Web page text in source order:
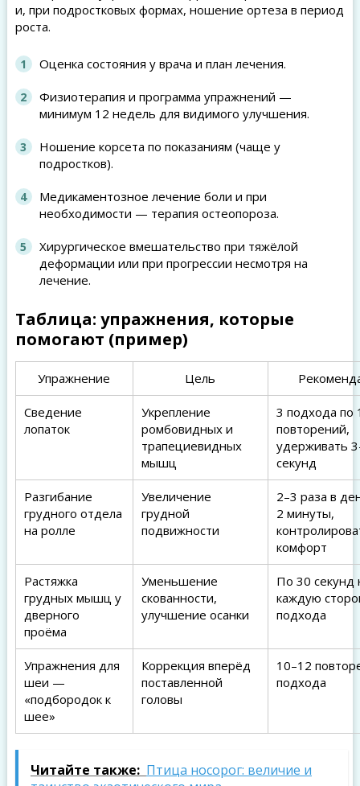
и, при подростковых формах, ношение ортеза в период
роста.
Оценка состояния у врача и план лечения.
Физиотерапия и программа упражнений —
минимум 12 недель для видимого улучшения.
Ношение корсета по показаниям (чаще у
подростков).
Медикаментозное лечение боли и при
необходимости — терапия остеопороза.
Хирургическое вмешательство при тяжёлой
деформации или при прогрессии несмотря на
лечение.
Таблица: упражнения, которые
помогают (пример)
Упражнение Цель
Сведение
лопаток
Укрепление
ромбовидных и
трапециевидных
мышц
3 подхода по
повторений,
удерживать
секунд
Разгибание
грудного отдела
на ролле
Увеличение
грудной
подвижности
2–3 раза в
2 минуты,
комфорт
Растяжка
грудных мышц у
дверного
проёма
Уменьшение
скованности,
улучшение осанки
По 30 секунд
каждую
подхода
Упражнения для
шеи —
«подбородок к
шее»
Коррекция вперёд
поставленной
головы
10–12
подхода
Читайте также: Птица носорог: величие и